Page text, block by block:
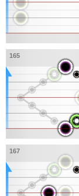
165
167